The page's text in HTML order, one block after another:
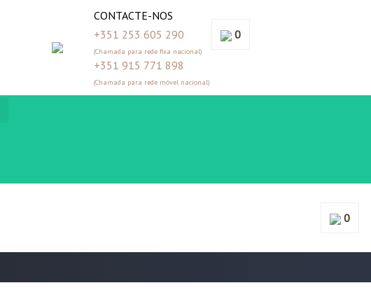
CONTACTE-NOS
+351 253 605 290
(Chamada para rede fixa nacional)
+351 915 771 898
(Chamada para rede móvel nacional)
0
0